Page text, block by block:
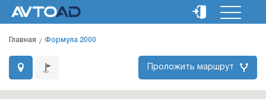
Главная Формула 2000
Проложить маршрут